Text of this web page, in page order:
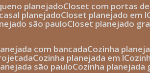
planejado closet com portas
planejado closet planejado em l
são paulo closet planejado
com bancada cozinha
cozinha planejada em l
são paulo cozinha